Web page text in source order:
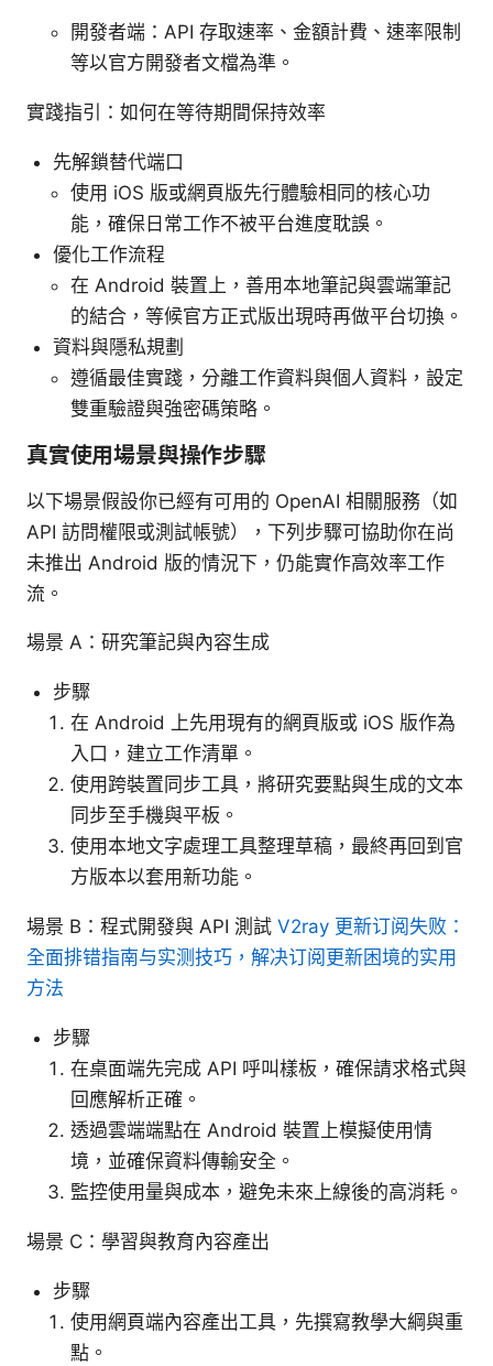
開發者端：API 存取速率、金額計費、速率限制
等以官方開發者文檔為準。
實踐指引：如何在等待期間保持效率
先解鎖替代端口
使用 iOS 版或網頁版先行體驗相同的核心功
能，確保日常工作不被平台進度耽誤。
優化工作流程
在 Android 裝置上，善用本地筆記與雲端筆記
的結合，等候官方正式版出現時再做平台切換。
資料與隱私規劃
遵循最佳實踐，分離工作資料與個人資料，設定
雙重驗證與強密碼策略。
真實使用場景與操作步驟
以下場景假設你已經有可用的 OpenAI 相關服務（如
API 訪問權限或測試帳號），下列步驟可協助你在尚
未推出 Android 版的情況下，仍能實作高效率工作
流。
場景 A：研究筆記與內容生成
步驟
在 Android 上先用現有的網頁版或 iOS 版作為
入口，建立工作清單。
使用跨裝置同步工具，將研究要點與生成的文本
同步至手機與平板。
使用本地文字處理工具整理草稿，最終再回到官
方版本以套用新功能。
場景 B：程式開發與 API 測試 V2ray 更新订阅失败：
全面排错指南与实测技巧，解决订阅更新困境的实用
方法
步驟
在桌面端先完成 API 呼叫樣板，確保請求格式與
回應解析正確。
透過雲端端點在 Android 裝置上模擬使用情
境，並確保資料傳輸安全。
監控使用量與成本，避免未來上線後的高消耗。
場景 C：學習與教育內容產出
步驟
使用網頁端內容產出工具，先撰寫教學大綱與重
點。